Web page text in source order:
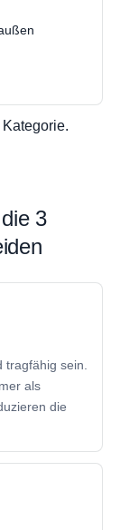
3
sein.
als
die